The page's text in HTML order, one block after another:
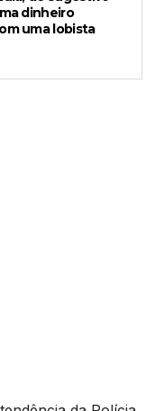
dinheiro
uma lobista